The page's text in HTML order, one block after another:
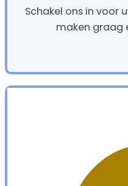
Schakel ons in voor
maken graag